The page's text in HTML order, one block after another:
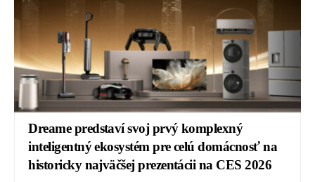
Dreame predstaví svoj prvý komplexný
inteligentný ekosystém pre celú domácnosť na
historicky najväčšej prezentácii na CES 2026